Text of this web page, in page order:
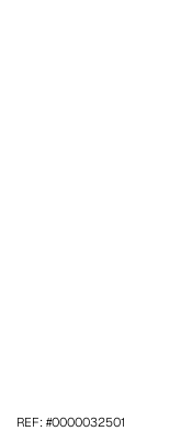
REF: #0000032501